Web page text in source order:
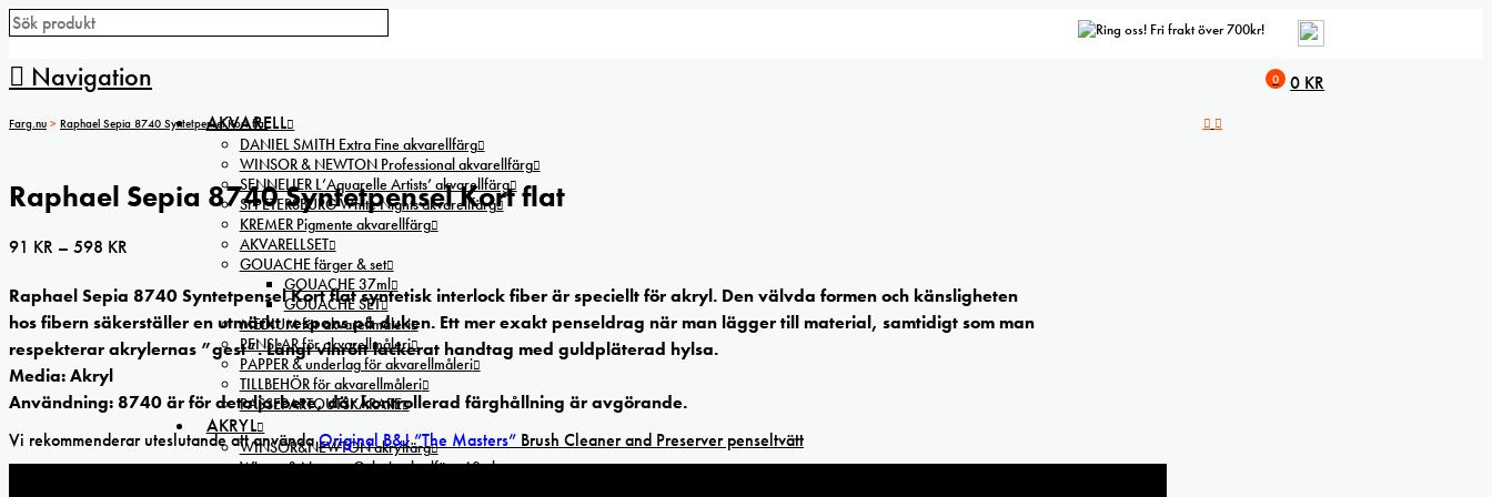
Fri frakt över 700kr!
Navigation 0 0 KR
AKVARELL
DANIEL SMITH Extra Fine akvarellfärg
WINSOR & NEWTON Professional akvarellfärg
SENNELIER L’Aquarelle Artists’ akvarellfärg
St PETERSBURG White Nights akvarellfärg
KREMER Pigmente akvarellfärg
AKVARELLSET
GOUACHE färger & set
GOUACHE 37ml
GOUACHE SET
MEDIUM för akvarellmåleri
PENSLAR för akvarellmåleri
PAPPER & underlag för akvarellmåleri
TILLBEHÖR för akvarellmåleri
PASSEPARTOUTSKÄRARE
AKRYL
WINSOR&NEWTON akrylfärg
Winsor & Newton Galeria akrylfärg 60ml
Farg.nu > Raphael Sepia 8740 Syntetpensel Kort flat
Raphael Sepia 8740 Syntetpensel Kort flat
91 KR – 598 KR
till
598 kr
Raphael Sepia 8740 Syntetpensel Kort flat syntetisk interlock fiber är speciellt för akryl. Den välvda formen och känsligheten
hos fibern säkerställer en utmärkt respons på duken. Ett mer exakt penseldrag när man lägger till material, samtidigt som man
respekterar akrylernas ”gest”. Långt vinrött lackerat handtag med guldpläterad hylsa.
Media: Akryl
Användning: 8740 är för detaljarbete, där kontrollerad färghållning är avgörande.
Vi rekommenderar uteslutande att användaOriginal B&J ”The Masters” Brush Cleaner and Preserver penseltvätt